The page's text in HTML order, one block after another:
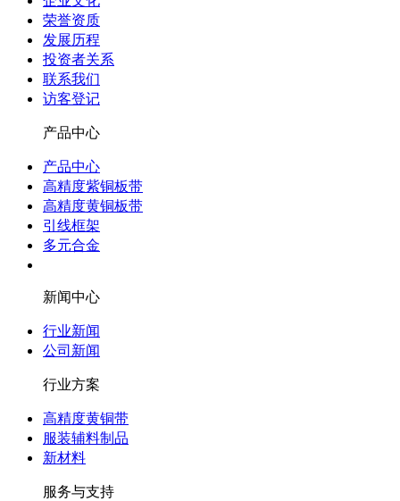
荣誉资质
发展历程
投资者关系
联系我们
访客登记
产品中心
产品中心
高精度紫铜板带
高精度黄铜板带
引线框架
多元合金
新闻中心
行业新闻
公司新闻
行业方案
高精度黄铜带
服装辅料制品
新材料
服务与支持